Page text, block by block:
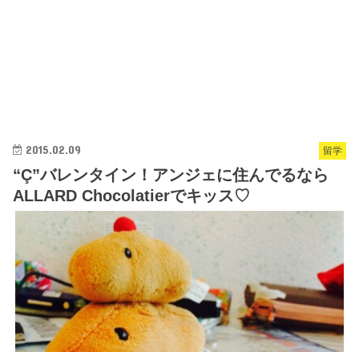
留学
2015.02.09
“Ç”バレンタイン！アンジェに住んでるなら
ALLARD Chocolatierでキッス♡